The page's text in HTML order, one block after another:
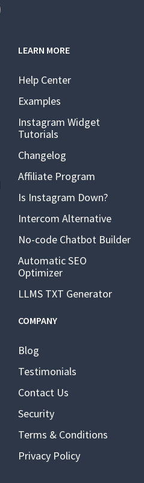
LEARN MORE
Help Center
Examples
Instagram Widget
Tutorials
Changelog
Affiliate Program
Is Instagram Down?
Intercom Alternative
No-code Chatbot Builder
Automatic SEO
Optimizer
LLMS TXT Generator
COMPANY
Blog
Testimonials
Contact Us
Security
Terms & Conditions
Privacy Policy